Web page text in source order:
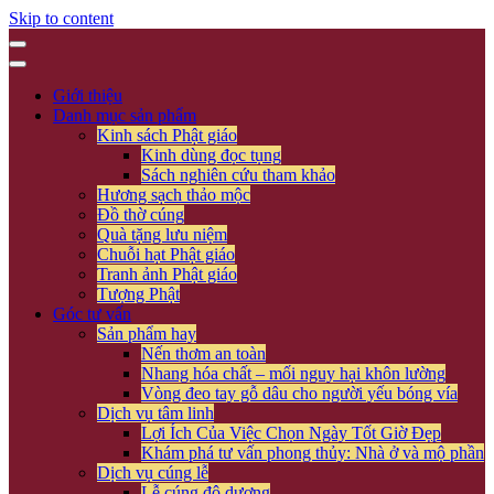
Skip to content
Giới thiệu
Danh mục sản phẩm
Kinh sách Phật giáo
Kinh dùng đọc tụng
Sách nghiên cứu tham khảo
Hương sạch thảo mộc
Đồ thờ cúng
Quà tặng lưu niệm
Chuỗi hạt Phật giáo
Tranh ảnh Phật giáo
Tượng Phật
Góc tư vấn
Sản phẩm hay
Nến thơm an toàn
Nhang hóa chất – mối nguy hại khôn lường
Vòng đeo tay gỗ dâu cho người yếu bóng vía
Dịch vụ tâm linh
Lợi Ích Của Việc Chọn Ngày Tốt Giờ Đẹp
Khám phá tư vấn phong thủy: Nhà ở và mộ phần
Dịch vụ cúng lễ